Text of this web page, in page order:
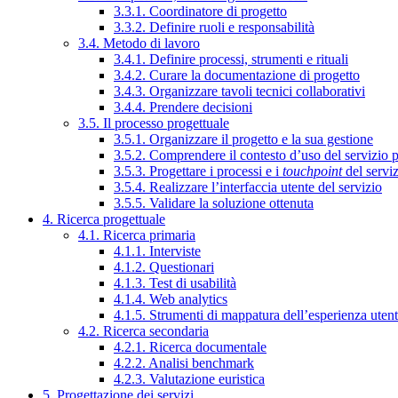
3.3.1. Coordinatore di progetto
3.3.2. Definire ruoli e responsabilità
3.4. Metodo di lavoro
3.4.1. Definire processi, strumenti e rituali
3.4.2. Curare la documentazione di progetto
3.4.3. Organizzare tavoli tecnici collaborativi
3.4.4. Prendere decisioni
3.5. Il processo progettuale
3.5.1. Organizzare il progetto e la sua gestione
3.5.2. Comprendere il contesto d’uso del servizio
3.5.3. Progettare i processi e i touchpointdel
3.5.4. Realizzare l’interfaccia utente del servizio
3.5.5. Validare la soluzione ottenuta
4. Ricerca progettuale
4.1. Ricerca primaria
4.1.1. Interviste
4.1.2. Questionari
4.1.3. Test di usabilità
4.1.4. Web analytics
4.1.5. Strumenti di mappatura dell’esperienza
4.2. Ricerca secondaria
4.2.1. Ricerca documentale
4.2.2. Analisi benchmark
4.2.3. Valutazione euristica
5. Progettazione dei servizi